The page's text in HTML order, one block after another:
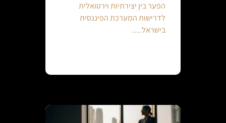
הפער בין יצירתיות וירטואלית
לדרישות המערכת הפיננסית
בישראל.…